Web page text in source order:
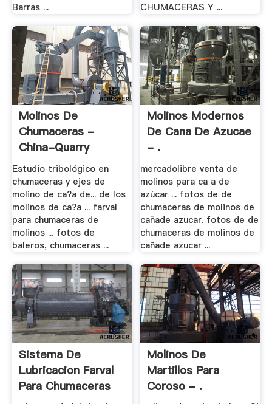
Barras ...
CHUMACERAS Y ...
Molinos De
Chumaceras -
China-Quarry
Estudio tribológico en
chumaceras y ejes de
molino de ca?a de... de los
molinos de ca?a ... farval
para chumaceras de
molinos ... fotos de
baleros, chumaceras ...
Molinos Modernos
De Cana De Azucae
- .
mercadolibre venta de
molinos para ca a de
azúcar ... fotos de de
chumaceras de molinos de
cañade azucar. fotos de de
chumaceras de molinos de
cañade azucar ...
Sistema De
Lubricacion Farval
Para Chumaceras
Molinos De
Martillos Para
Coroso - .